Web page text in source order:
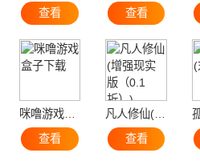
查看
查看
咪噜游戏盒子下载
查看
查看